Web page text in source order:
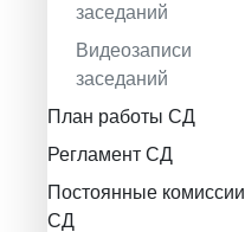
заседаний
Видеозаписи
заседаний
План работы СД
Регламент СД
Постоянные комиссии
СД